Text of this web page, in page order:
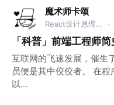
魔术师卡颂
React设计原理 作者 @裸辞前是前端｜自由职业3年 ·
「科普」前端工程师简
互联网的飞速发展，催生
员便是其中佼佼者。 在
以...